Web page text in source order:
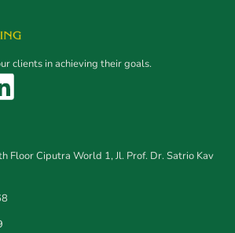
clients in achieving their goals.
Floor Ciputra World 1, Jl. Prof. Dr. Satrio Kav